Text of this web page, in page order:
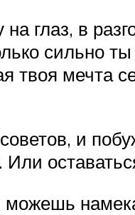
глаз, в
сильно
твоя мечта
и
Или